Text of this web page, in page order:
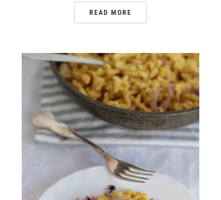
READ MORE